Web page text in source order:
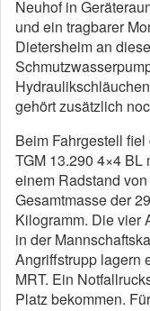
Neuhof in
und ein tragbarer
Dietersheim an
gehört zusätzlich
Beim Fahrgestell
TGM 13.290 4×4 BL
einem Radstand
Gesamtmasse der
Kilogramm. Die vier
in der
Angriffstrupp lagern
MRT. Ein
Platz bekommen.